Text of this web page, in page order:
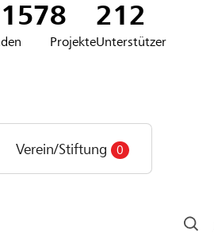
8
Projekte
212
Unterstützer
Verein/Stiftung 0